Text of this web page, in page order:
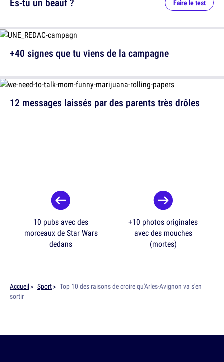
12 messages laissés par des parents très drôles
Faire le test
+40 signes que tu viens de la campagne
10 pubs avec des
morceaux de Star Wars
dedans
+10 photos originales
avec des mouches
(mortes)
Accueil Sport
Top 10 des raisons de croire qu'Arles-Avignon va s'en
sortir